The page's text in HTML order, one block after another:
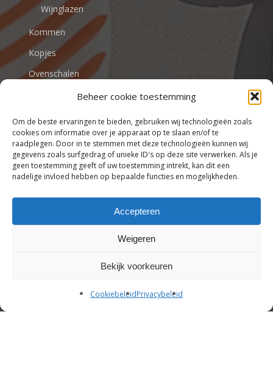
Beheer cookie toestemming
Om de beste ervaringen te bieden, gebruiken wij technologieën zoals
cookies om informatie over je apparaat op te slaan en/of te
raadplegen. Door in te stemmen met deze technologieën kunnen wij
gegevens zoals surfgedrag of unieke ID's op deze site verwerken. Als je
geen toestemming geeft of uw toestemming intrekt, kan dit een
nadelige invloed hebben op bepaalde functies en mogelijkheden.
Accepteren
Weigeren
Bekijk voorkeuren
CookiebeleidPrivacybeleid
Wijnglazen
Kommen
Kopjes
Ovenschalen
Stijlvol tafelen begint bij Tafel
beleving
© 2026 Tafel beleving.
linkedin instagramwhatsapp
email